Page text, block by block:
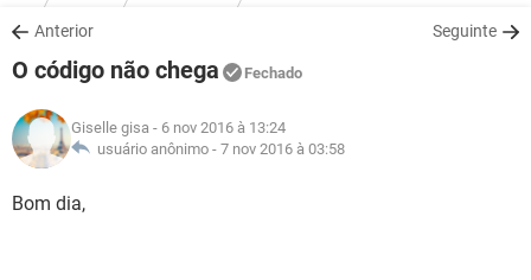
OUTLOOK
INSTAGRAM GMAIL
GUIA DE COMPRAS
JOGOS
INSTAGRAM GMAIL
GUIA DE COMPRAS
DOWNLOADS
JOGOS WHATSAPP
CELULAR
OUTLOOK EXCEL
INSTAGRAM
JOGOS WHATSAPP
CELULAR
OUTLOOK
GLOSSÁRIO
JOGOS
Anterior Seguinte
O código não chega Fechado
Giselle gisa - 6 nov 2016 à 13:24
usuário anônimo - 7 nov 2016 à 03:58
Bom dia,